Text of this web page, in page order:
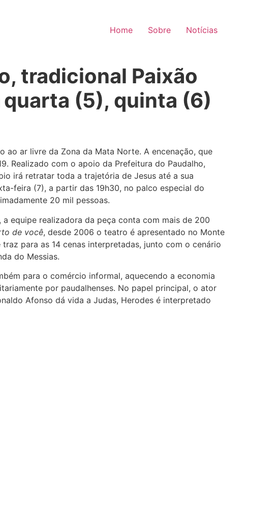
Home Sobre Notícias
tradicional Paixão
quarta (5), quinta (6)
ao ar livre da Zona da Mata Norte. A encenação, que
Realizado com o ​apoio da Prefeitura do Paudalho,
irá retratar toda a trajetória de Jesus até a sua
feira (7), a partir das 19h30, no palco especial do
20 mil pessoas.
equipe realizadora da peça conta com mais de 200
de você, desde 2006 o teatro é apresentado no Monte
para as 14 cenas interpretadas, junto com o cenário
do Messias.
para o comércio informal, aquecendo a economia
por paudalhenses. No papel principal, o ator
Afonso dá vida a Judas, Herodes é interpretado